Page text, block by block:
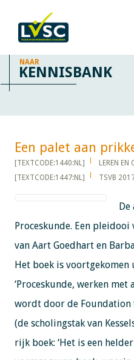
NAAR
KENNISBANK
Een palet aan
[TEXTCODE:1440:NL]
LEREN EN
[TEXTCODE:1447:NL]
TSVB
Proceskunde. Een
van Aart Goedhart en
Het boek is voortgekomen
‘Proceskunde, werken met
wordt door de
(de scholingstak van
rijk boek: ‘Het is een